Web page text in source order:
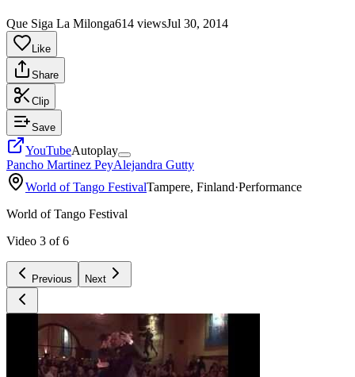
Que Siga La Milonga614 viewsJul 30, 2014
Like
Share
Clip
Save
YouTubeAutoplay
Pancho Martinez PeyAlejandra Gutty
World of Tango FestivalTampere, Finland·Performance
World of Tango Festival
Video 3 of 6
Previous Next